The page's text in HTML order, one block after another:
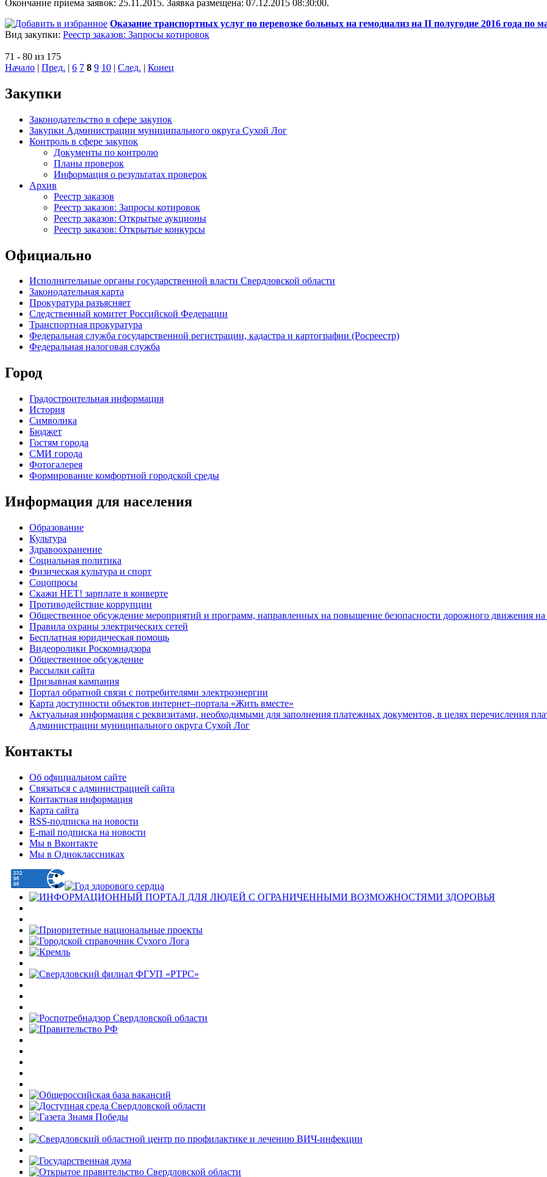
Окончание приема заявок: 25.11.2015. Заявка размещена: 07.12.2015 08:30:00.
Оказание транспортных услуг по перевозке больных на гемодиализ на II полугодие 2016 года
Вид закупки: Реестр заказов: Запросы котировок
71 - 80 из 175
Начало | Пред. | 6 7 8 9 10 | След. | Конец
Закупки
Законодательство в сфере закупок
Закупки Администрации муниципального округа Сухой Лог
Контроль в сфере закупок
Документы по контролю
Планы проверок
Информация о результатах проверок
Архив
Реестр заказов
Реестр заказов: Запросы котировок
Реестр заказов: Открытые аукционы
Реестр заказов: Открытые конкурсы
Официально
Исполнительные органы государственной власти Свердловской области
Законодательная карта
Прокуратура разъясняет
Следственный комитет Российской Федерации
Транспортная прокуратура
Федеральная служба государственной регистрации, кадастра и картографии (Росреестр)
Федеральная налоговая служба
Город
Градостроительная информация
История
Символика
Бюджет
Гостям города
СМИ города
Фотогалерея
Формирование комфортной городской среды
Информация для населения
Образование
Культура
Здравоохранение
Социальная политика
Физическая культура и спорт
Соцопросы
Скажи НЕТ! зарплате в конверте
Противодействие коррупции
Общественное обсуждение мероприятий и программ, направленных на повышение безопасности дорожного движения на
Правила охраны электрических сетей
Бесплатная юридическая помощь
Видеоролики Роскомнадзора
Общественное обсуждение
Рассылки сайта
Призывная кампания
Портал обратной связи с потребителями электроэнергии
Карта доступности объектов интернет–портала «Жить вместе»
Актуальная информация с реквизитами, необходимыми для заполнения платежных документов, в целях перечисления
Администрации муниципального округа Сухой Лог
Контакты
Об официальном сайте
Связаться с администрацией сайта
Контактная информация
Карта сайта
RSS-подписка на новости
E-mail подписка на новости
Мы в Вконтакте
Мы в Одноклассниках